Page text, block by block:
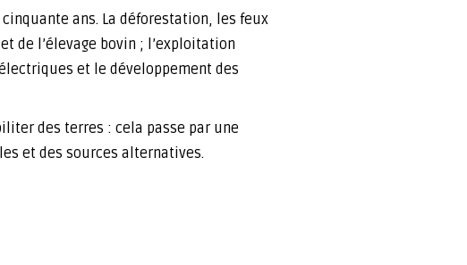
ans. La déforestation, les feux
de l’élevage bovin ; l’exploitation
et le développement des
des terres : cela passe par une
et des sources alternatives.